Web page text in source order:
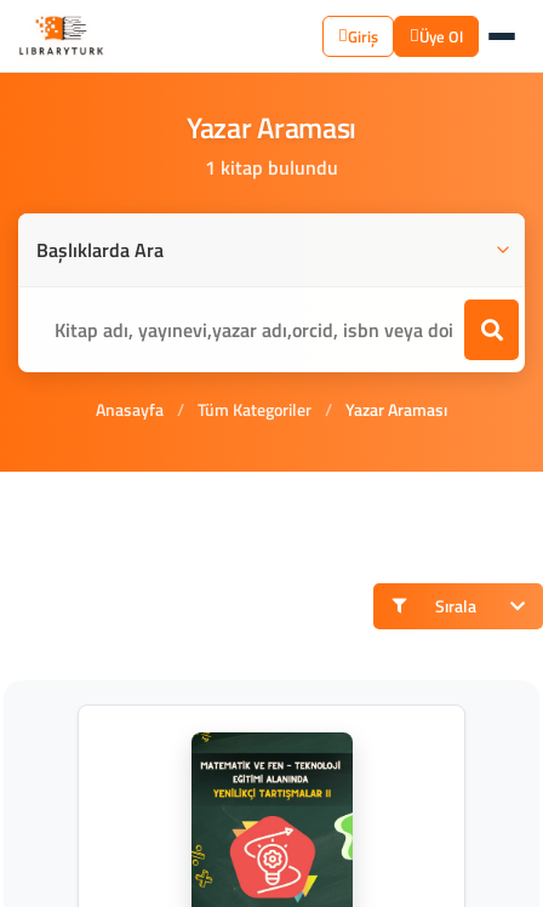
Giriş Üye Ol
YazarAraması
1 kitap bulundu
Anasayfa / Tüm Kategoriler / Yazar Araması
Sırala